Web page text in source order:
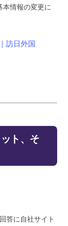
本情報の変更に
訪日外国
ト、そ
答に自社サイト